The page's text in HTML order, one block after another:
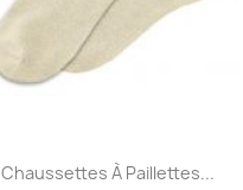
Quick view
Chaussettes À Paillettes...